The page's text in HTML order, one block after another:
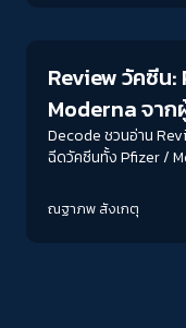
Review วัคซีน
Moderna จาก
อังกฤษ
Decode ชวนอ่าน Review จ
ฉีดวัคซีนทั้ง
ณฐาภพ สังเกตุ
ปกติ